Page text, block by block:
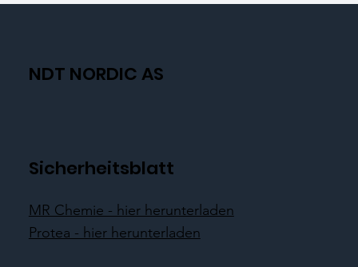
NDT NORDIC AS
Sicherheitsblatt
MR Chemie - hier herunterladen
Protea - hier herunterladen